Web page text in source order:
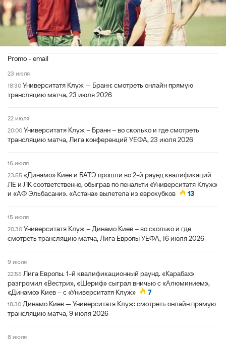
Promo - email
23 июля
18:30 Университатя Клуж — Бранн: смотреть онлайн прямую
трансляцию матча, 23 июля 2026
22 июля
20:00 Университатя Клуж – Бранн – во сколько и где смотреть
трансляцию матча, Лига конференций УЕФА, 23 июля 2026
16 июля
23:55 «Динамо» Киев и БАТЭ прошли во 2-й раунд квалификаций
ЛЕ и ЛК соответственно, обыграв по пенальти «Университатя Клуж»
и «АФ Эльбасани». «Астана» вылетела из еврокубков
13
15 июля
20:30 Университатя Клуж – Динамо Киев – во сколько и где
смотреть трансляцию матча, Лига Европы УЕФА, 16 июля 2026
9 июля
22:55 Лига Европы. 1-й квалификационный раунд. «Карабах»
разгромил «Вестри», «Шериф» сыграл вничью с «Алюминием»,
«Динамо» Киев – с «Университатя Клуж»
7
18:30 Динамо Киев — Университатя Клуж: смотреть онлайн прямую
трансляцию матча, 9 июля 2026
8 июля